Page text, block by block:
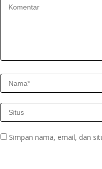
Simpan nama, email, dan